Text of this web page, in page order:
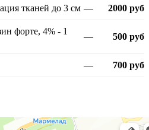
тканей до 3 см — 2000 руб
форте, 4% - 1
— 500 руб
— 700 руб